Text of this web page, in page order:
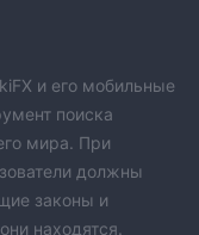
и его мобильные
поиска
мира. При
должны
законы и
находятся.